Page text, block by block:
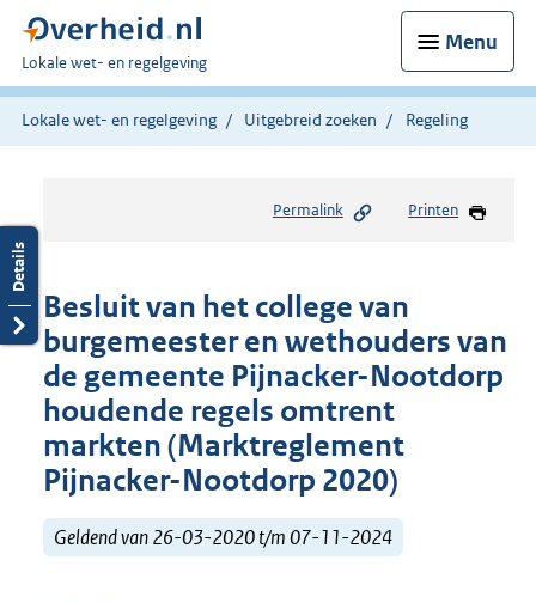
Menu
U
bent
hier:
Lokale wet- en regelgeving
Lokale wet- en regelgeving Uitgebreid zoeken Regeling
Permalink Printen
Besluit van het college van
burgemeester en wethouders van
de gemeente Pijnacker-Nootdorp
houdende regels omtrent
markten (Marktreglement
Pijnacker-Nootdorp 2020)
Geldend van 26-03-2020 t/m 07-11-2024